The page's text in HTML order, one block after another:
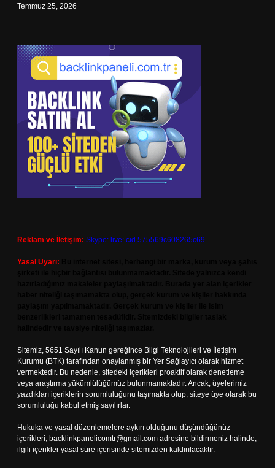
Temmuz 25, 2026
Reklam ve İletişim: Skype: live:.cid.575569c608265c69
Yasal Uyarı:
Sitemiz, 5651 Sayılı Kanun gereğince Bilgi Teknolojileri ve İletişim
Kurumu (BTK) tarafından onaylanmış bir Yer Sağlayıcı olarak hizmet
vermektedir. Bu nedenle, sitedeki içerikleri proaktif olarak denetleme
veya araştırma yükümlülüğümüz bulunmamaktadır. Ancak, üyelerimiz
yazdıkları içeriklerin sorumluluğunu taşımakta olup, siteye üye olarak bu
sorumluluğu kabul etmiş sayılırlar.
Hukuka ve yasal düzenlemelere aykırı olduğunu düşündüğünüz
içerikleri, backlinkpanelicomtr@gmail.com adresine bildirmeniz halinde,
ilgili içerikler yasal süre içerisinde sitemizden kaldırılacaktır.